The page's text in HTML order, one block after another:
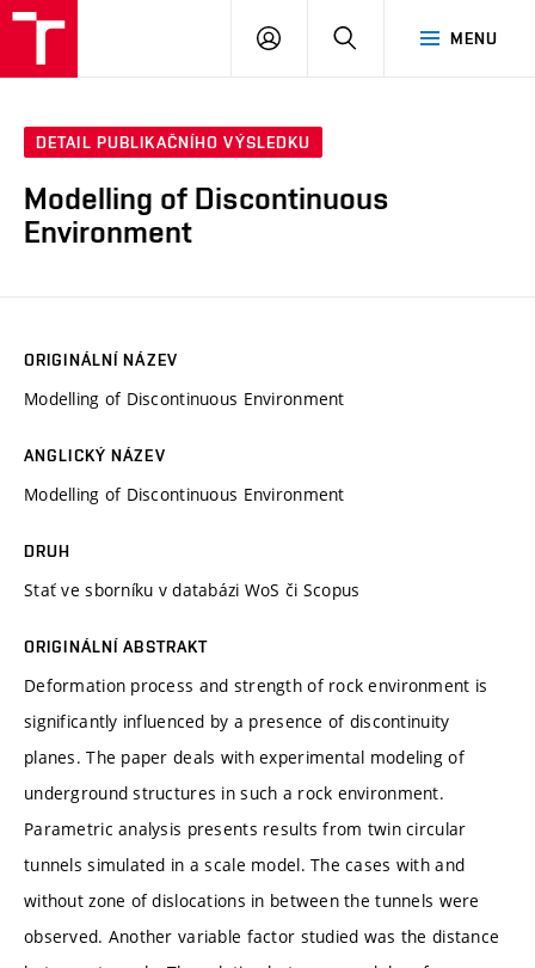
MENU
PŘIHLÁSIT
DETAIL PUBLIKAČNÍHO VÝSLEDKU
Modelling of Discontinuous
Environment
ORIGINÁLNÍ NÁZEV
Modelling of Discontinuous Environment
ANGLICKÝ NÁZEV
Modelling of Discontinuous Environment
DRUH
Stať ve sborníku v databázi WoS či Scopus
ORIGINÁLNÍ ABSTRAKT
Deformation process and strength of rock environment is
significantly influenced by a presence of discontinuity
planes. The paper deals with experimental modeling of
underground structures in such a rock environment.
Parametric analysis presents results from twin circular
tunnels simulated in a scale model. The cases with and
without zone of dislocations in between the tunnels were
observed. Another variable factor studied was the distance